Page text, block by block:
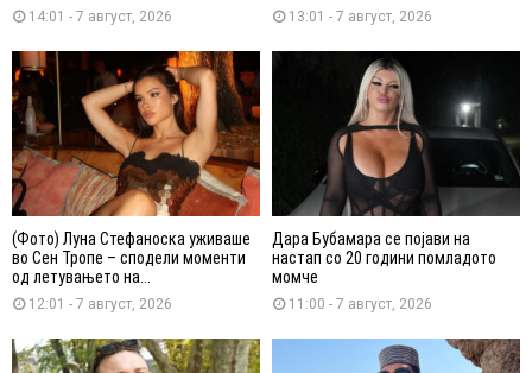
14:01 - 7 август, 2026 13:01 - 7 август, 2026
(Фото) Луна Стефаноска уживаше
во Сен Тропе – сподели моменти
од летувањето на...
12:01 - 7 август, 2026
Дара Бубамара се појави на
настап со 20 години помладото
момче
11:00 - 7 август, 2026